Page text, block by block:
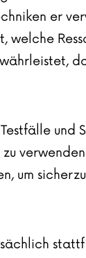
er
welche
und
um